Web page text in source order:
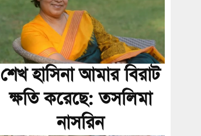
শেখ হাসিনা আমার বিরাট
ক্ষতি করেছে: তসলিমা
নাসরিন